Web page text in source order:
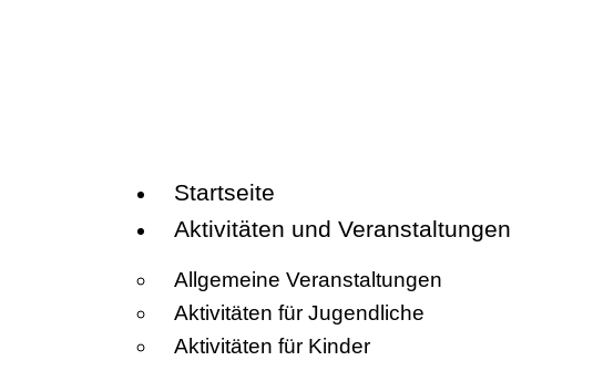
Startseite
Aktivitäten und Veranstaltungen
Allgemeine Veranstaltungen
Aktivitäten für Jugendliche
Aktivitäten für Kinder